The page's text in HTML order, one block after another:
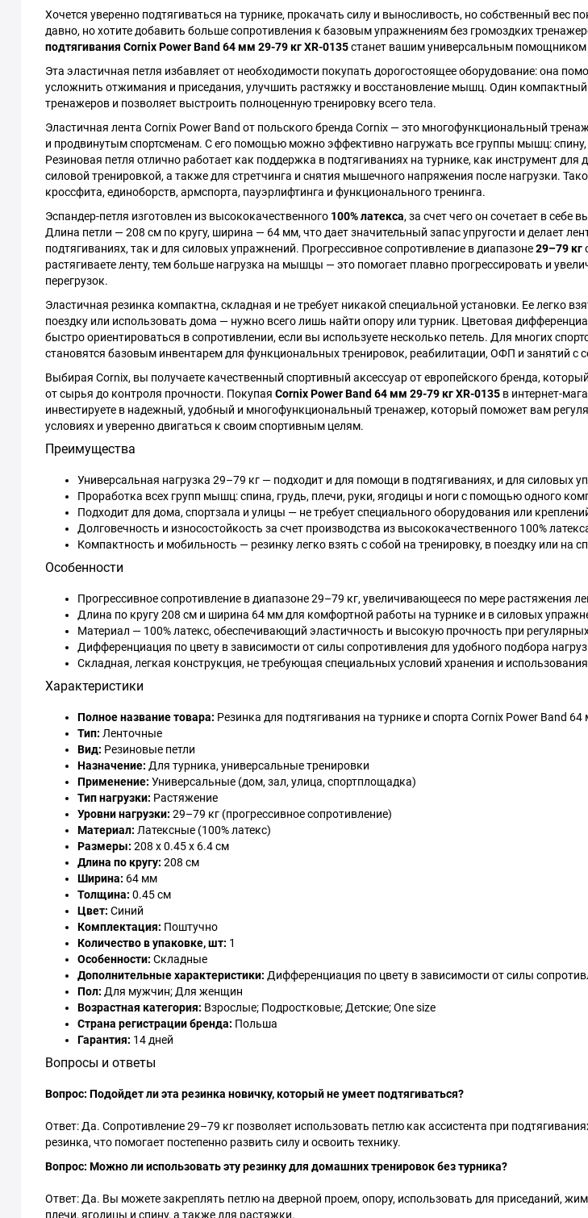
Хочется уверенно подтягиваться на турнике, прокачать силу и выносливость, но собственный вес
давно, но хотите добавить больше сопротивления к базовым упражнениям без громоздких
подтягивания Cornix Power Band 64 мм 29-79 кг XR-0135станет вашим универсальным помощником
Эта эластичная петля избавляет от необходимости покупать дорогостоящее оборудование: она
усложнить отжимания и приседания, улучшить растяжку и восстановление мышц. Один
тренажеров и позволяет выстроить полноценную тренировку всего тела.
Эластичная лента Cornix Power Band от польского бренда Cornix — это многофункциональный
и продвинутым спортсменам. С его помощью можно эффективно нагружать все группы мышц: спину,
Резиновая петля отлично работает как поддержка в подтягиваниях на турнике, как инструмент для
силовой тренировкой, а также для стретчинга и снятия мышечного напряжения после нагрузки.
кроссфита, единоборств, армспорта, пауэрлифтинга и функционального тренинга.
Эспандер-петля изготовлен из высококачественного 100% латекса, за счет чего он сочетает в себе
Длина петли — 208 см по кругу, ширина — 64 мм, что дает значительный запас упругости и делает
подтягиваниях, так и для силовых упражнений. Прогрессивное сопротивление в диапазоне29–79 кг
растягиваете ленту, тем больше нагрузка на мышцы — это помогает плавно прогрессировать и
перегрузок.
Эластичная резинка компактна, складная и не требует никакой специальной установки. Ее легко
поездку или использовать дома — нужно всего лишь найти опору или турник. Цветовая
быстро ориентироваться в сопротивлении, если вы используете несколько петель. Для многих
становятся базовым инвентарем для функциональных тренировок, реабилитации, ОФП и занятий с
Выбирая Cornix, вы получаете качественный спортивный аксессуар от европейского бренда,
от сырья до контроля прочности. Покупая Cornix Power Band 64 мм 29-79 кг XR-0135 в интернет-
инвестируете в надежный, удобный и многофункциональный тренажер, который поможет вам
условиях и уверенно двигаться к своим спортивным целям.
Преимущества
Универсальная нагрузка 29–79 кг — подходит и для помощи в подтягиваниях, и для силовых
Проработка всех групп мышц: спина, грудь, плечи, руки, ягодицы и ноги с помощью одного
Подходит для дома, спортзала и улицы — не требует специального оборудования или
Долговечность и износостойкость за счет производства из высококачественного 100%
Компактность и мобильность — резинку легко взять с собой на тренировку, в поездку или на
Особенности
Прогрессивное сопротивление в диапазоне 29–79 кг, увеличивающееся по мере растяжения
Длина по кругу 208 см и ширина 64 мм для комфортной работы на турнике и в силовых
Материал — 100% латекс, обеспечивающий эластичность и высокую прочность при
Дифференциация по цвету в зависимости от силы сопротивления для удобного подбора
Складная, легкая конструкция, не требующая специальных условий хранения и
Характеристики
Полное название товара: Резинка для подтягивания на турнике и спорта Cornix Power Band 64
Тип: Ленточные
Вид: Резиновые петли
Назначение: Для турника, универсальные тренировки
Применение: Универсальные (дом, зал, улица, спортплощадка)
Тип нагрузки: Растяжение
Уровни нагрузки: 29–79 кг (прогрессивное сопротивление)
Материал: Латексные (100% латекс)
Размеры: 208 х 0.45 х 6.4 см
Длина по кругу: 208 см
Ширина: 64 мм
Толщина: 0.45 см
Цвет: Синий
Комплектация: Поштучно
Количество в упаковке, шт: 1
Особенности: Складные
Дополнительные характеристики: Дифференциация по цвету в зависимости от силы
Пол: Для мужчин; Для женщин
Возрастная категория: Взрослые; Подростковые; Детские; One size
Страна регистрации бренда: Польша
Гарантия: 14 дней
Вопросы и ответы
Вопрос: Подойдет ли эта резинка новичку, который не умеет подтягиваться?
Ответ: Да. Сопротивление 29–79 кг позволяет использовать петлю как ассистента при
резинка, что помогает постепенно развить силу и освоить технику.
Вопрос: Можно ли использовать эту резинку для домашних тренировок без турника?
Ответ: Да. Вы можете закреплять петлю на дверной проем, опору, использовать для приседаний,
плечи, ягодицы и спину, а также для растяжки.